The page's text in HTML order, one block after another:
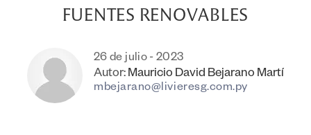
FUENTES RENOVABLES
26 de julio - 2023
Autor:Mauricio David Bejarano Martí
mbejarano@livieresg.com.py